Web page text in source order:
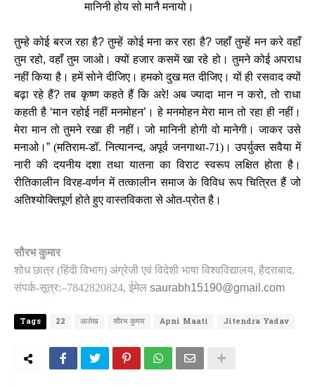
मानिनी होय सो मानै मनायो।
तुम्हे कोई बरज रहा है?तुम्हें कोई मना कर रहा है?जहाँ तुम्हें मन करे वहाँ
तुम रहो, वहाँ तुम जाओ। क्यों हजार कसमें खा रहे हो। तुमने कोई अपराध
नहीं किया है। हमें सोने दीजिए। हमको दुख मत दीजिए। यों ही रसवाद क्यों
बढ़ा रहे हैं?तब कृष्ण कहते हैं कि अरे!अब ज्यादा मान न करो, तो राधा
कहती है ‘मान रहोई नहीं मनमोहन’ । हे मनमोहन मेरा मान तो रहा ही नहीं।
मेरा मान तो तुमने रखा ही नहीं। जो मानिनी होगी वो मानेगी। जाकर उसे
मनाओ। ” (मतिराम-डॉ. नित्यानन्द, अपूर्व जनगाथा-71)। उपर्युक्त सवैया में
नारी की दयनीय दशा तथा यातना का विराट स्वरूप लक्षित होता है।
रीतिकालीन विरह-वर्णन में तत्कालीन समाज के विविध रूप चित्रित हैं जो
अतिश्योक्तिपूर्ण होते हुए वास्तविकता से ओत-प्रोत है।
सौरभ कुमार
शोध छात्र (हिंदी विभाग) अंग्रेजी एवं विदेशी भाषा विश्वविद्यालय, हैदराबाद.
संपर्क-सूत्र:–7842820824, ईमेल saurabh15190@gmail.com
Tags 22 आलेख सौरभ कुमार Apni Maati Jitendra Yadav